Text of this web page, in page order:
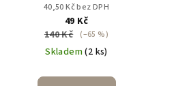
40,50 Kč bez DPH
49 Kč
140 Kč
(–65 %)
Skladem(2 ks)